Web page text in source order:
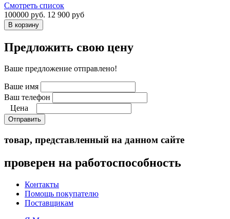
Смотреть список
100000 руб. 12 900 руб
Предложить свою цену
Ваше предложение отправлено!
Ваше имя
Ваш телефон
Цена
Отправить
товар, представленный на данном сайте
проверен на работоспособность
Контакты
Помощь покупателю
Поставщикам